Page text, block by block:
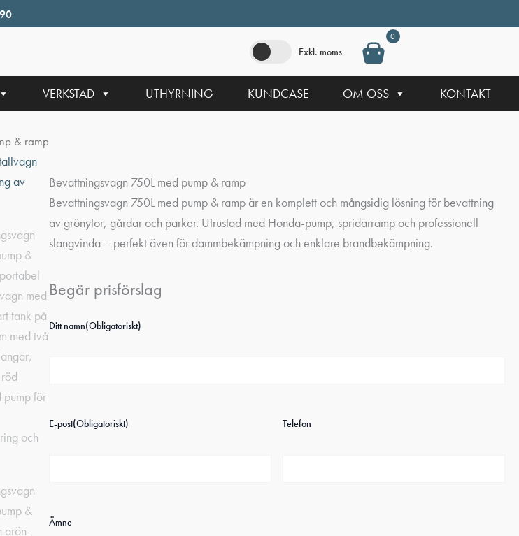
Exkl. moms
0
VERKSTAD UTHYRNING KUNDCASE OM OSS KONTAKT
& ramp
Bevattningsvagn 750L med pump & ramp
Bevattningsvagn 750L med pump & ramp är en komplett och mångsidig lösning för bevattning
av grönytor, gårdar och parker. Utrustad med Honda-pump, spridarramp och professionell
slangvinda – perfekt även för dammbekämpning och enklare brandbekämpning.
Begär prisförslag
Ditt namn(Obligatoriskt)
E-post(Obligatoriskt) Telefon
Ämne